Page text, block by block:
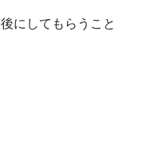
にしてもらうこと